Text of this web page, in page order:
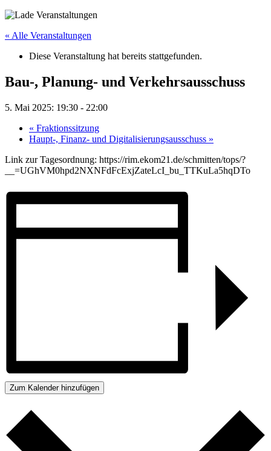
« Alle Veranstaltungen
Diese Veranstaltung hat bereits stattgefunden.
Bau-, Planung- und Verkehrsausschuss
5. Mai 2025: 19:30 - 22:00
« Fraktionssitzung
Haupt-, Finanz- und Digitalisierungsausschuss »
Link zur Tagesordnung: https://rim.ekom21.de/schmitten/tops/?
__=UGhVM0hpd2NXNFdFcExjZateLcI_bu_TTKuLa5hqDTo
Zum Kalender hinzufügen